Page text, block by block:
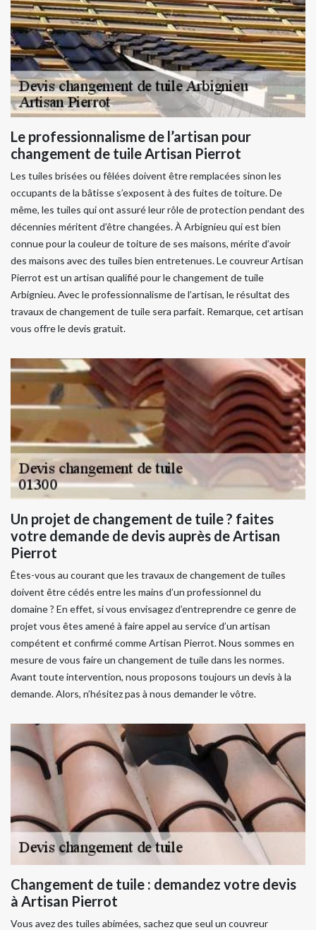
Le professionnalisme de l’artisan pour
changement de tuile Artisan Pierrot
Les tuiles brisées ou fêlées doivent être remplacées sinon les
occupants de la bâtisse s’exposent à des fuites de toiture. De
même, les tuiles qui ont assuré leur rôle de protection pendant des
décennies méritent d’être changées. À Arbignieu qui est bien
connue pour la couleur de toiture de ses maisons, mérite d’avoir
des maisons avec des tuiles bien entretenues. Le couvreur Artisan
Pierrot est un artisan qualifié pour le changement de tuile
Arbignieu. Avec le professionnalisme de l’artisan, le résultat des
travaux de changement de tuile sera parfait. Remarque, cet artisan
vous offre le devis gratuit.
Un projet de changement de tuile ? faites
votre demande de devis auprès de Artisan
Pierrot
Êtes-vous au courant que les travaux de changement de tuiles
doivent être cédés entre les mains d’un professionnel du
domaine ? En effet, si vous envisagez d’entreprendre ce genre de
projet vous êtes amené à faire appel au service d’un artisan
compétent et confirmé comme Artisan Pierrot. Nous sommes en
mesure de vous faire un changement de tuile dans les normes.
Avant toute intervention, nous proposons toujours un devis à la
demande. Alors, n’hésitez pas à nous demander le vôtre.
Changement de tuile : demandez votre devis
à Artisan Pierrot
Vous avez des tuiles abimées, sachez que seul un couvreur